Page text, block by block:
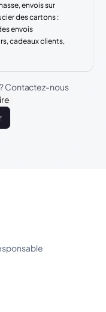
envois sur
des cartons :
envois
cadeaux clients,
Contactez-nous